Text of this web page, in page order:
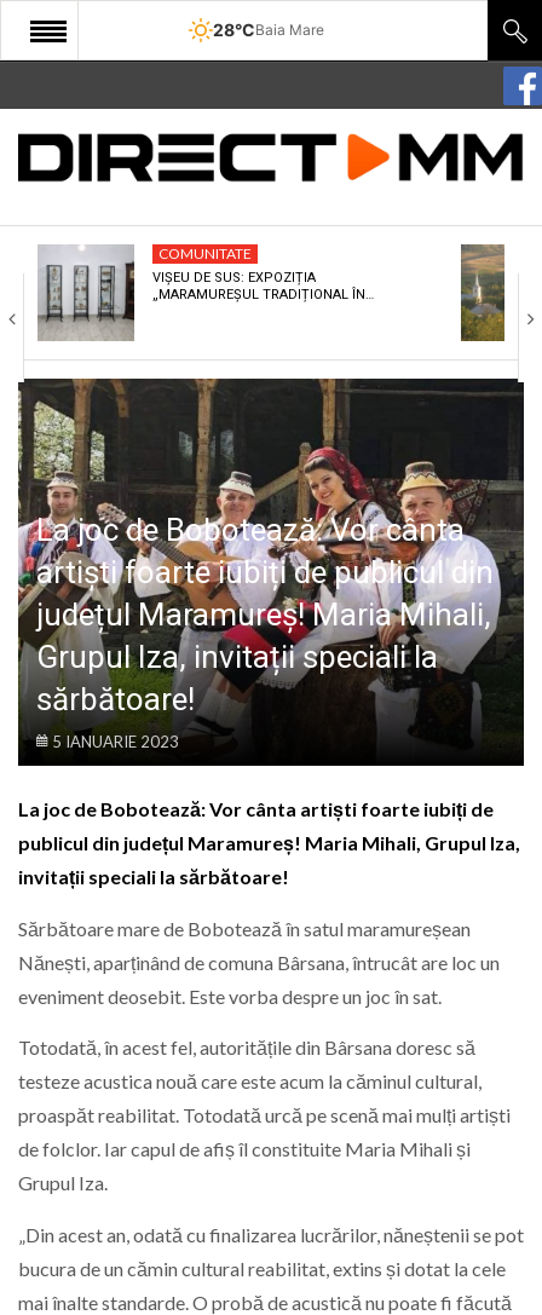
28°CBaia Mare
START
COMUNITATE
CULTURA
ECONOMIE
SANATATE
SPORT
SPECIAL
POLITIC
LIFE
COMUNITATE
VIȘEU DE SUS: EXPOZIȚIA
„MARAMUREȘUL TRADIȚIONAL ÎN…
La joc de Bobotează: Vor cânta
artiști foarte iubiți de publicul din
județul Maramureș! Maria Mihali,
Grupul Iza, invitații speciali la
sărbătoare!
5 IANUARIE 2023
La joc de Bobotează: Vor cânta artiști foarte iubiți de
publicul din județul Maramureș! Maria Mihali, Grupul Iza,
invitații speciali la sărbătoare!
Sărbătoare mare de Bobotează în satul maramureșean
Nănești, aparținând de comuna Bârsana, întrucât are loc un
eveniment deosebit. Este vorba despre un joc în sat.
Totodată, în acest fel, autoritățile din Bârsana doresc să
testeze acustica nouă care este acum la căminul cultural,
proaspăt reabilitat. Totodată urcă pe scenă mai mulți artiști
de folclor. Iar capul de afiș îl constituite Maria Mihali și
Grupul Iza.
„Din acest an, odată cu finalizarea lucrărilor, năneștenii se pot
bucura de un cămin cultural reabilitat, extins și dotat la cele
mai înalte standarde. O probă de acustică nu poate fi făcută